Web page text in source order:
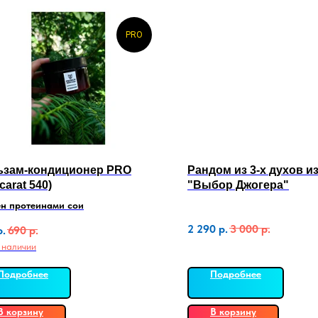
PRO
кондиционер PRO
540)
протеинами сои
690 р.
корзину
Рандом из 3-х духов
"Выбор Джогера"
2 290 р. 3 000 р.
Подробнее
В корзину